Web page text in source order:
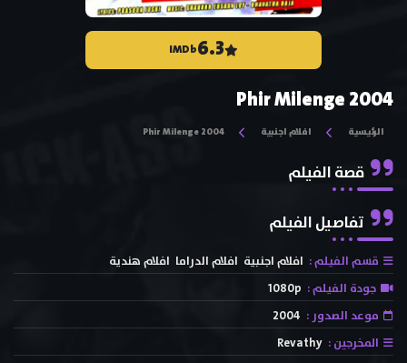
6.3
IMDb
Phir Milenge 2004
الرئيسية افلام اجنبية Phir Milenge 2004
قصة الفيلم
تفاصيل الفيلم
قسم الفيلم : افلام اجنبية افلام الدراما افلام هندية
جودة الفيلم : 1080p
موعد الصدور : 2004
المخرجين : Revathy